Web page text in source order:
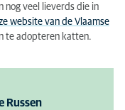
nog veel lieverds die in
website van de Vlaamse
te adopteren katten.
Russen